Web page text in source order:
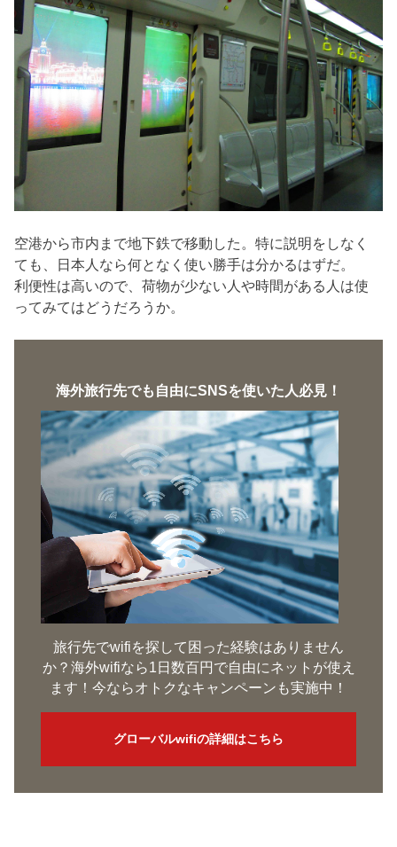
空港から市内まで地下鉄で移動した。特に説明をしなく
ても、日本人なら何となく使い勝手は分かるはずだ。
利便性は高いので、荷物が少ない人や時間がある人は使
ってみてはどうだろうか。
海外旅行先でも自由にSNSを使いた人必見！
旅行先でwifiを探して困った経験はありません
か？海外wifiなら1日数百円で自由にネットが使え
ます！今ならオトクなキャンペーンも実施中！
グローバルwifiの詳細はこちら